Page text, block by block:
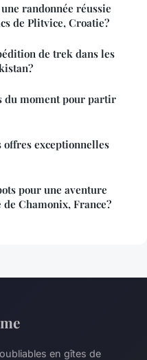
randonnée réussie
de Plitvice, Croatie?
de trek dans les
du moment pour partir
offres exceptionnelles
pour une aventure
Chamonix, France?
en gîtes de